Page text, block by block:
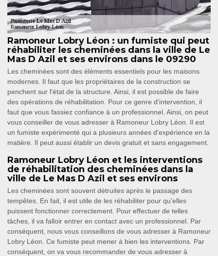
Ramoneur Lobry Léon : un fumiste qui peut
réhabiliter les cheminées dans la ville de Le
Mas D Azil et ses environs dans le 09290
Les cheminées sont des éléments essentiels pour les maisons
modernes. Il faut que les propriétaires de la construction se
penchent sur l'état de la structure. Ainsi, il est possible de faire
des opérations de réhabilitation. Pour ce genre d'intervention, il
faut que vous fassiez confiance à un professionnel. Ainsi, on peut
vous conseiller de vous adresser à Ramoneur Lobry Léon. Il est
un fumiste expérimenté qui a plusieurs années d'expérience en la
matière. Il peut aussi établir un devis gratuit et sans engagement.
Ramoneur Lobry Léon et les interventions
de réhabilitation des cheminées dans la
ville de Le Mas D Azil et ses environs
Les cheminées sont souvent détruites après le passage des
tempêtes. En fait, il est utile de les réhabiliter pour qu'elles
puissent fonctionner correctement. Pour effectuer de telles
tâches, il va falloir entrer en contact avec un professionnel. Par
conséquent, nous vous conseillons de vous adresser à Ramoneur
Lobry Léon. Ce fumiste peut mener à bien les interventions. Par
conséquent, on va vous recommander de vous adresser à